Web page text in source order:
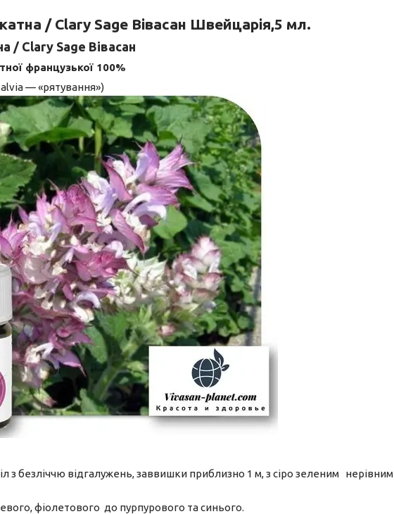
/ Clary Sage Вівасан Швейцарія,5 мл.
/ Clary Sage Вівасан
французької 100%
— «рятування»)
з безліччю відгалужень, заввишки приблизно 1 м, з сіро зеленим нерівним
фіолетового до пурпурового та синього.